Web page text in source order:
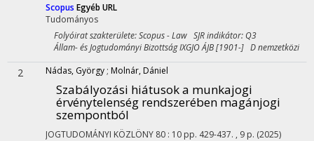
Scopus Egyéb URL
Tudományos
Folyóirat szakterülete: Scopus - Law SJR indikátor: Q3
Állam- és Jogtudományi Bizottság IXGJO ÁJB [1901-] D nemzetközi
2 Nádas, György ; Molnár, Dániel
Szabályozási hiátusok a munkajogi
érvénytelenség rendszerében magánjogi
szempontból
JOGTUDOMÁNYI KÖZLÖNY 80 : 10 pp. 429-437. , 9 p. (2025)